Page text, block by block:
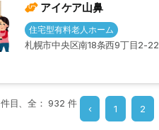
アイケア山鼻
住宅型有料老人ホーム
札幌市中央区南18条西9丁目2-22
件目、全： 932 件 ‹ 1 2